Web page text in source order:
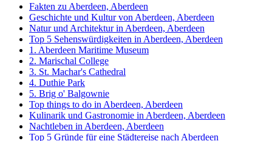
Fakten zu Aberdeen, Aberdeen
Geschichte und Kultur von Aberdeen, Aberdeen
Natur und Architektur in Aberdeen, Aberdeen
Top 5 Sehenswürdigkeiten in Aberdeen, Aberdeen
1. Aberdeen Maritime Museum
2. Marischal College
3. St. Machar's Cathedral
4. Duthie Park
5. Brig o' Balgownie
Top things to do in Aberdeen, Aberdeen
Kulinarik und Gastronomie in Aberdeen, Aberdeen
Nachtleben in Aberdeen, Aberdeen
Top 5 Gründe für eine Städtereise nach Aberdeen